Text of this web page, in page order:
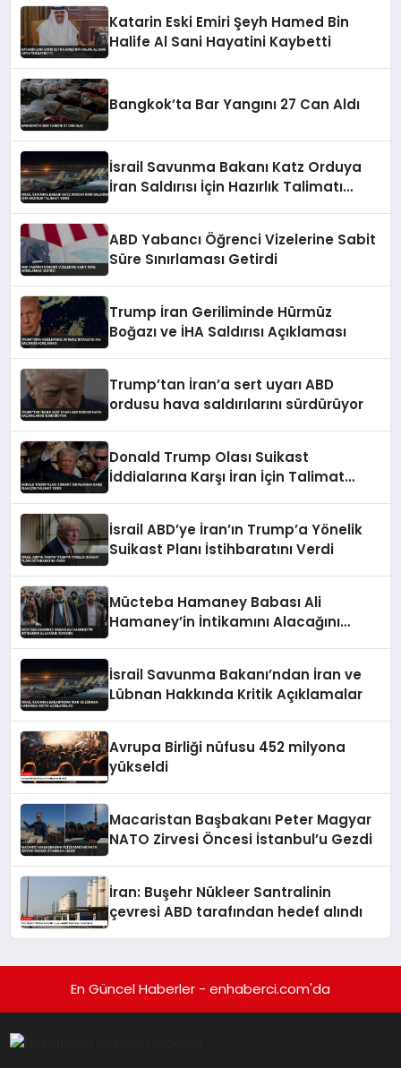
Katarin Eski Emiri Şeyh Hamed Bin
Halife Al Sani Hayatini Kaybetti
Bangkok’ta Bar Yangını 27 Can Aldı
İsrail Savunma Bakanı Katz Orduya
İran Saldırısı İçin Hazırlık Talimatı
ABD Yabancı Öğrenci Vizelerine Sabit
Süre Sınırlaması Getirdi
Trump İran Geriliminde Hürmüz
Boğazı ve İHA Saldırısı Açıklaması
Trump’tan İran’a sert uyarı ABD
ordusu hava saldırılarını sürdürüyor
Donald Trump Olası Suikast
İddialarına Karşı İran İçin Talimat
İsrail ABD’ye İran’ın Trump’a Yönelik
Suikast Planı İstihbaratını Verdi
Mücteba Hamaney Babası Ali
Hamaney’in İntikamını Alacağını
İsrail Savunma Bakanı’ndan İran ve
Lübnan Hakkında Kritik Açıklamalar
Avrupa Birliği nüfusu 452 milyona
yükseldi
Macaristan Başbakanı Peter Magyar
NATO Zirvesi Öncesi İstanbul’u Gezdi
İran: Buşehr Nükleer Santralinin
çevresi ABD tarafından hedef alındı
En Güncel Haberler - enhaberci.com'da